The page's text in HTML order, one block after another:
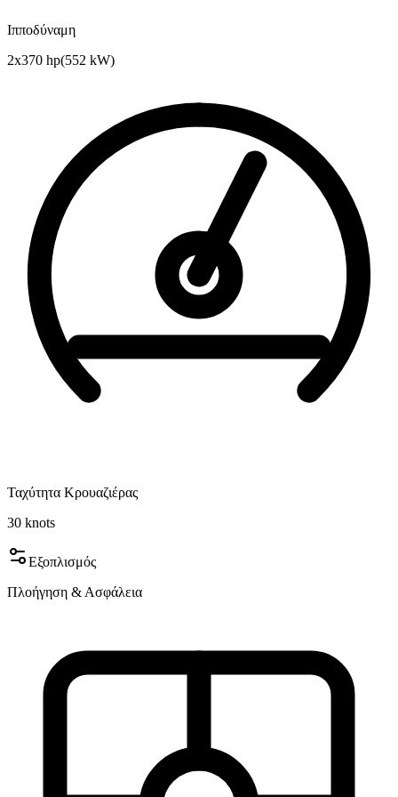
Ιπποδύναμη
2x370 hp(552 kW)
Ταχύτητα Κρουαζιέρας
30 knots
Εξοπλισμός
Πλοήγηση & Ασφάλεια